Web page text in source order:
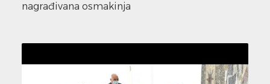
nagrađivana osmakinja